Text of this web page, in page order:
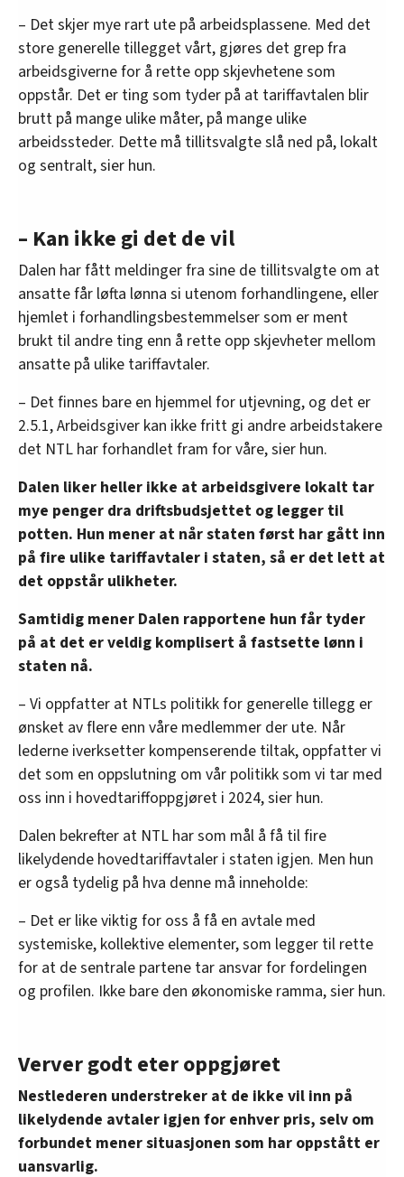
– Det skjer mye rart ute på arbeidsplassene. Med det
store generelle tillegget vårt, gjøres det grep fra
arbeidsgiverne for å rette opp skjevhetene som
oppstår. Det er ting som tyder på at tariffavtalen blir
brutt på mange ulike måter, på mange ulike
arbeidssteder. Dette må tillitsvalgte slå ned på, lokalt
og sentralt, sier hun.
– Kan ikke gi det de vil
Dalen har fått meldinger fra sine de tillitsvalgte om at
ansatte får løfta lønna si utenom forhandlingene, eller
hjemlet i forhandlingsbestemmelser som er ment
brukt til andre ting enn å rette opp skjevheter mellom
ansatte på ulike tariffavtaler.
– Det finnes bare en hjemmel for utjevning, og det er
2.5.1, Arbeidsgiver kan ikke fritt gi andre arbeidstakere
det NTL har forhandlet fram for våre, sier hun.
Dalen liker heller ikke at arbeidsgivere lokalt tar
mye penger dra driftsbudsjettet og legger til
potten. Hun mener at når staten først har gått inn
på fire ulike tariffavtaler i staten, så er det lett at
det oppstår ulikheter.
Samtidig mener Dalen rapportene hun får tyder
på at det er veldig komplisert å fastsette lønn i
staten nå.
– Vi oppfatter at NTLs politikk for generelle tillegg er
ønsket av flere enn våre medlemmer der ute. Når
lederne iverksetter kompenserende tiltak, oppfatter vi
det som en oppslutning om vår politikk som vi tar med
oss inn i hovedtariffoppgjøret i 2024, sier hun.
Dalen bekrefter at NTL har som mål å få til fire
likelydende hovedtariffavtaler i staten igjen. Men hun
er også tydelig på hva denne må inneholde:
– Det er like viktig for oss å få en avtale med
systemiske, kollektive elementer, som legger til rette
for at de sentrale partene tar ansvar for fordelingen
og profilen. Ikke bare den økonomiske ramma, sier hun.
Verver godt eter oppgjøret
Nestlederen understreker at de ikke vil inn på
likelydende avtaler igjen for enhver pris, selv om
forbundet mener situasjonen som har oppstått er
uansvarlig.